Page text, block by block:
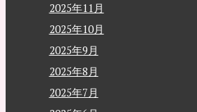
2025年11月
2025年10月
2025年9月
2025年8月
2025年7月